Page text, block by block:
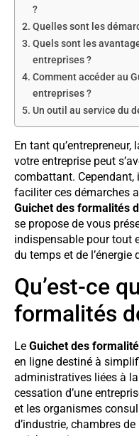
?
Quelles sont les
Quels sont les
entreprises ?
Comment accéder au
entreprises ?
Un outil au service du
En tant
votre entreprise peut
combattant.
faciliter ces démarches
Guichet des formalités
se propose de vous
indispensable pour tout
du temps et de l’énergie
Qu’est-ce
formalités
Le Guichet des
en ligne destiné à
administratives liées à
cessation d’une
et les organismes
d’industrie, chambres